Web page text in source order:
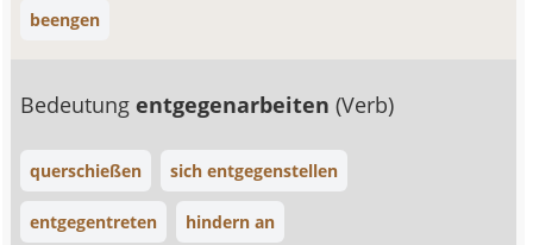
beengen
Bedeutungentgegenarbeiten(Verb)
querschießen sich entgegenstellen
entgegentreten hindern an